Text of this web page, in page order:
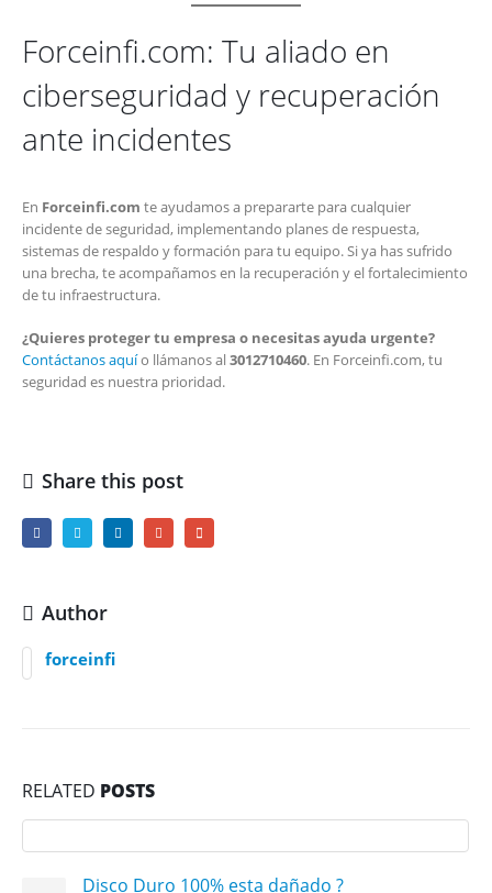
Forceinfi.com: Tu aliado en
ciberseguridad y recuperación
ante incidentes
En Forceinfi.com te ayudamos a prepararte para cualquier
incidente de seguridad, implementando planes de respuesta,
sistemas de respaldo y formación para tu equipo. Si ya has sufrido
una brecha, te acompañamos en la recuperación y el fortalecimiento
de tu infraestructura.
¿Quieres proteger tu empresa o necesitas ayuda urgente?
Contáctanos aquío llámanos al3012710460. En Forceinfi.com, tu
seguridad es nuestra prioridad.
Share this post
Author
forceinfi
RELATED POSTS
Disco Duro 100% esta dañado ?